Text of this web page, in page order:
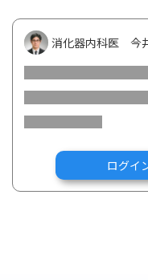
スキリージかオンボー
とかありますでしょう
ちなみに、現在使用の
ムラン錠50㎎、ペンタ
去年の10月から飲み続
15歳で、まだまだ人生
しています。できれば
す。
消化器内科医 今
ログイ